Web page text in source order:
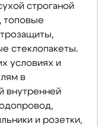
строганой
топовые
стеклопакеты.
условиях и
в
внутренней
и розетки,